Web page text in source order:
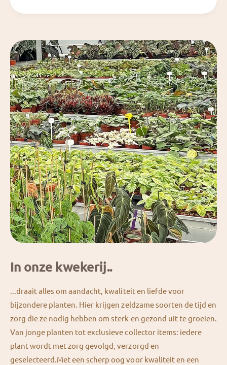
In onze kwekerij..
...draait alles om aandacht, kwaliteit en liefde voor
bijzondere planten. Hier krijgen zeldzame soorten de tijd en
zorg die ze nodig hebben om sterk en gezond uit te groeien.
Van jonge planten tot exclusieve collector items: iedere
plant wordt met zorg gevolgd, verzorgd en
geselecteerd.Met een scherp oog voor kwaliteit en een